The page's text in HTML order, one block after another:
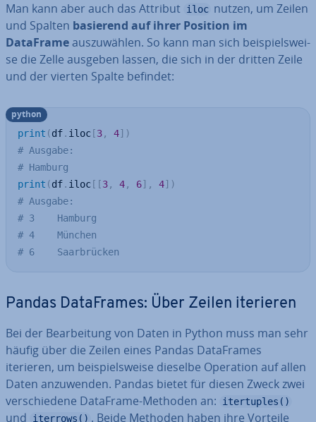
Man kann aber auch das Attribut iloc nutzen, um Zeilen
und Spalten basierend auf ihrer Position im
DataFrameaus­zu­wäh­len. So kann man sich bei­spiels­wei­
se die Zelle ausgeben lassen, die sich in der dritten Zeile
und der vierten Spalte befindet:
print (df. iloc [3, 4] )
# Ausgabe:
# Hamburg
print (df. iloc [ [3, 4, 6] , 4] )
# Ausgabe:
# 3    Hamburg
# 4    München
# 6    Saarbrücken
python
Pandas Da­ta­Frames: Über Zeilen iterieren
Bei der Be­ar­bei­tung von Daten in Python muss man sehr
häufig über die Zeilen eines Pandas Da­ta­Frames
iterieren, um bei­spiels­wei­se dieselbe Operation auf allen
Daten an­zu­wen­den. Pandas bietet für diesen Zweck zwei
ver­schie­de­ne DataFrame-Methoden an:
itertuples()
und iterrows() . Beide Methoden haben ihre Vorteile